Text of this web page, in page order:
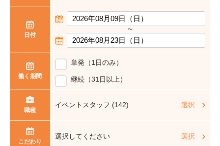
日付
〜
働く期間
単発（1日のみ）
継続（31日以上）
職種
イベントスタッフ (142) 選択
こだわり
選択してください 選択